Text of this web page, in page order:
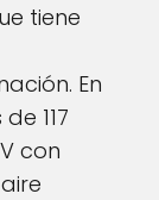
tiene
En
117
con